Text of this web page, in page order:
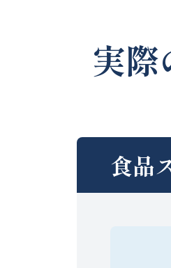
実際
食品